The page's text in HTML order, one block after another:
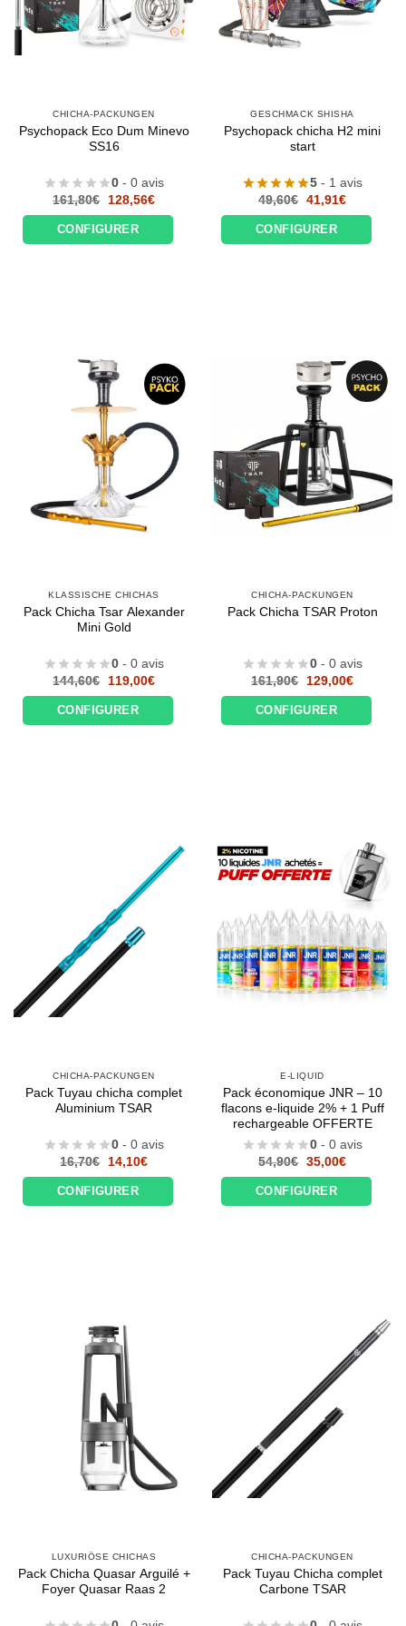
CHICHA-PACKUNGEN
Psychopack Eco Dum Minevo
SS16
0 - 0 avis
161,80€
Le
initial
était :
161,80€.
128,56€Le
actuel
128,56€.
CONFIGURER
GESCHMACK SHISHA
Psychopack chicha H2 mini
start
5 - 1 avis
49,60€ Le
prix
initial
était :
49,60€.
41,91€Le
actuel
41,91€.
CONFIGURER
KLASSISCHE CHICHAS
Pack Chicha Tsar Alexander
Mini Gold
0 - 0 avis
144,60€
Le
initial
était :
144,60€.
119,00€Le
actuel
119,00€.
CONFIGURER
CHICHA-PACKUNGEN
Pack Chicha TSAR Proton
0 - 0 avis
161,90€
Le
initial
était :
161,90€.
129,00€Le
actuel
129,00€.
CONFIGURER
CHICHA-PACKUNGEN
Pack Tuyau chicha complet
Aluminium TSAR
0 - 0 avis
16,70€
Le
prix
initial
était :
16,70€.
14,10€Le
actuel
14,10€.
CONFIGURER
E-LIQUID
Pack économique JNR – 10
flacons e-liquide 2% + 1 Puff
rechargeable OFFERTE
0 - 0 avis
54,90€ Le
prix
initial
était :
54,90€.
35,00€Le
actuel
35,00€.
CONFIGURER
LUXURIÖSE CHICHAS
Pack Chicha Quasar Arguilé +
Foyer Quasar Raas 2
CHICHA-PACKUNGEN
Pack Tuyau Chicha complet
Carbone TSAR